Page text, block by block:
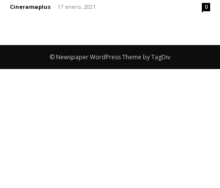
Cineramaplus - 17 enero, 2021 0
© Newspaper WordPress Theme by TagDiv